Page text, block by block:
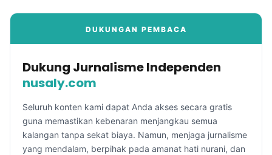
DUKUNGAN PEMBACA
Dukung Jurnalisme Independen
nusaly.com
Seluruh konten kami dapat Anda akses secara gratis
guna memastikan kebenaran menjangkau semua
kalangan tanpa sekat biaya. Namun, menjaga jurnalisme
yang mendalam, berpihak pada amanat hati nurani, dan